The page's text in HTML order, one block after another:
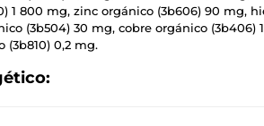
1 800 mg, zinc orgánico (3b606) 90 mg,
(3b504) 30 mg, cobre orgánico (3b406)
(3b810) 0,2 mg.